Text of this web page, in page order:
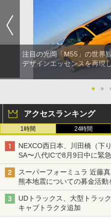
注目の光岡「M55」の世界
デザインエッセンスを再現
● ●
アクセスランキング
1時間 24時間
NEXCO西日本、川田橋（下
SA〜八代ICで8月9日中に緊
スーパーフォーミュラ 近藤
熊本地震についての募金活動
UDトラックス、大型トラッ
キャブトラクタ追加